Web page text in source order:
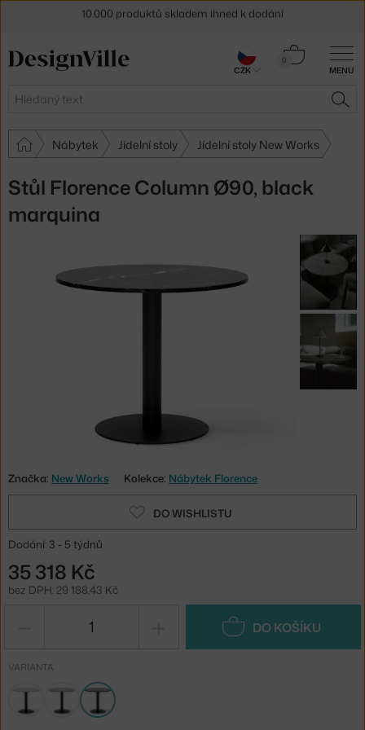
MENU
Hledat
0
Košík
Nábytek Jídelní stoly Jídelní stoly New Works
Stůl Florence Column Ø90, black
marquina
Značka: New Works Kolekce: Nábytek Florence
DO WISHLISTU
Dodání: 3 - 5 týdnů
35 318 Kč
bez DPH: 29 188,43 Kč
DO KOŠÍKU
VARIANTA
30 dní na vrácení zbožíCZK